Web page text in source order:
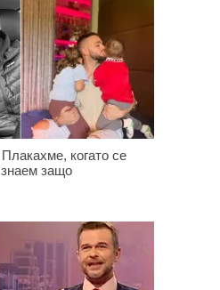
когато се
защо